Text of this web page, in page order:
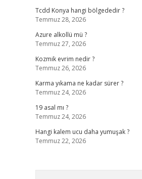
Tcdd Konya hangi bölgededir ?
Temmuz 28, 2026
Azure alkollü mü ?
Temmuz 27, 2026
Kozmik evrim nedir ?
Temmuz 26, 2026
Karma yıkama ne kadar sürer ?
Temmuz 24, 2026
19 asal mı ?
Temmuz 24, 2026
Hangi kalem ucu daha yumuşak ?
Temmuz 22, 2026